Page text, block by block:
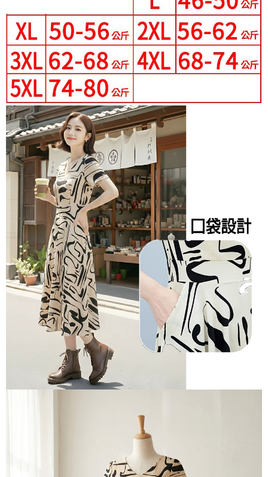
１．透過由恩沛科技股份有限公司提供之「AFTEE先享後付」服務完成之交
易，需依本服務之必要範圍內提供個人資料，並將交易相關給付款項請求債
權轉讓予恩沛科技股份有限公司。
２．關於個人資料處理事宜，請瀏覽以下網址：
https://aftee.tw/terms/#terms3
３．未成年的使用者請事先徵得法定代理人或監護人之同意方可使用
「AFTEE先享後付」，若未經同意申辦者引起之損失，本公司不負相關責
任。
４．使用「AFTEE先享後付」時，將依據個別帳號之用戶狀況，依本公司即
時審查核予不同之上限額度；若仍有額度不足之情形，本公司將視審查結果
請求用戶進行身份認證。
５．嚴禁一人註冊多個帳號或使用他人資訊註冊。若發現惡意使用之情形，
恩沛科技股份有限公司將有權停止該用戶之使用額度並採取法律行動。
每筆NT$80，滿NT$699(含以上)免運費
7-11付款取貨
每筆NT$80，滿NT$699(含以上)免運費
付款後7-11取貨
每筆NT$80，滿NT$699(含以上)免運費
宅配
每筆NT$70，滿NT$699(含以上)免運費
離島-郵局寄送
每筆NT$90，滿NT$699(含以上)免運費